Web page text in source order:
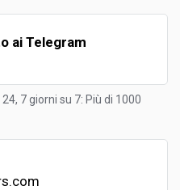
ai Telegram
7 giorni su 7: Più di 1000